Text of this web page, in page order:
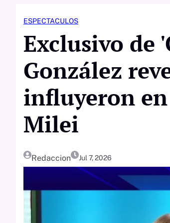
ESPECTACULOS
Exclusivo de
González
influyeron
Milei
Redaccion Jul 7, 2026